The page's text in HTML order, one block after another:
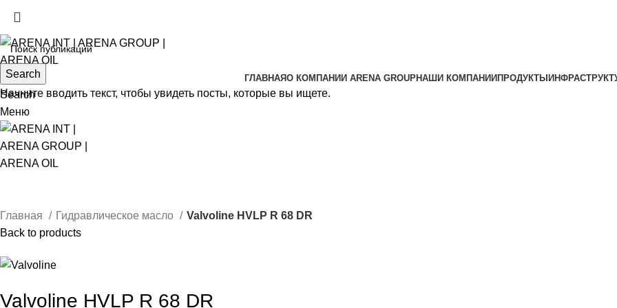
(+998) 99 130-00-11
ГЛАВНАЯО КОМПАНИИ ARENA GROUPНАШИ КОМПАНИИ ПРОДУКТЫ
Search
Меню
Главная
Гидравлическое масло
Valvoline HVLP R 68 DR
Back to products
Valvoline HVLP R 68 DR
Search
Начните вводить текст, чтобы увидеть посты, которые вы ищете.